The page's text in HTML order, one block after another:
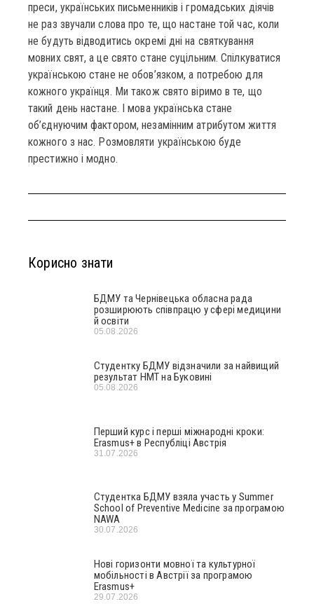
преси, українських письменників і громадських діячів
не раз звучали слова про те, що настане той час, коли
не будуть відводитись окремі дні на святкування
мовних свят, а це свято стане суцільним. Спілкуватися
українською стане не обов’язком, а потребою для
кожного українця. Ми також свято віримо в те, що
такий день настане. І мова українська стане
об’єднуючим фактором, незамінним атрибутом життя
кожного з нас. Розмовляти українською буде
престижно і модно.
Корисно знати
БДМУ та Чернівецька обласна рада
розширюють співпрацю у сфері медицини
й освіти
05.08.2026
Студентку БДМУ відзначили за найвищий
результат НМТ на Буковині
05.08.2026
Перший курс і перші міжнародні кроки:
Erasmus+ в Республіці Австрія
31.07.2026
Студентка БДМУ взяла участь у Summer
School of Preventive Medicine за програмою
NAWA
30.07.2026
Нові горизонти мовної та культурної
мобільності в Австрії за програмою
Erasmus+
29.07.2026